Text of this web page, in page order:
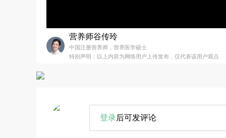
营养师谷传玲
中国注册营养师，营养医学硕士
特别声明：以上内容为网络用户上传发布，仅代表该用户观点
登录后可发评论